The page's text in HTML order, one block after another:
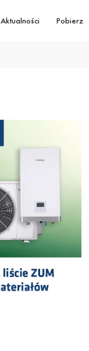
Aktualności Pobierz